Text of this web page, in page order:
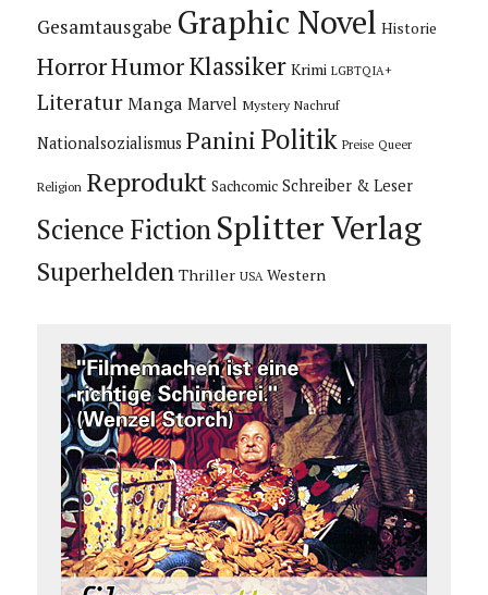
Gesamtausgabe Graphic Novel Historie
HorrorHumorKlassiker Krimi LGBTQIA+
Literatur Manga Marvel Mystery Nachruf
Nationalsozialismus Panini Politik Preise Queer
Religion Reprodukt Sachcomic Schreiber & Leser
Science Fiction Splitter Verlag
Superhelden Thriller USA Western